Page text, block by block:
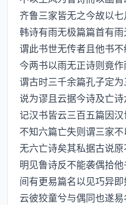
齐鲁三家皆无之今故以
韩诗有雨无极篇篇首有
谓此书世无传者且他书
今两书以雨无正诗则竟
谓古时三千余篇孔子定
说为谬且云据今诗及亡
记汉书皆云三百五篇因
不知六篇亡失则谓三家
无六亡诗矣其私据古说
明见鲁诗反不能袭偶拾
间有更易篇名以见巧异
云彼狡童兮与偶同也遂